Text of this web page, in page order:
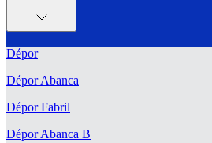
Dépor
Dépor Abanca
Dépor Fabril
Dépor Abanca B